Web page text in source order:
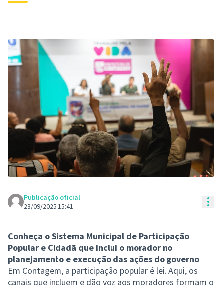
Publicação oficial
23/09/2025 15:41
Conheça o Sistema Municipal de Participação
Popular e Cidadã que inclui o morador no
planejamento e execução das ações do governo
Em Contagem, a participação popular é lei. Aqui, os
canais que incluem e dão voz aos moradores formam o